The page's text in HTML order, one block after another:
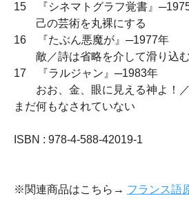
15 『シネマトグラフ覚書』
己の芸術を丸裸にする
16 『たぶん悪魔が』─1977年
敵／詩は省略を介して滑り込む
17 『ラルジャン』─1983年
おお、金、眼に見える神よ！／
まだ何もなされていない
ISBN : 978-4-588-42019-1
※関連商品はこちら→ フランス語